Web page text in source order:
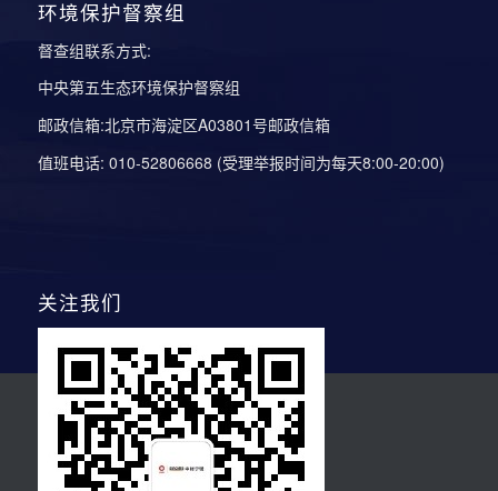
环境保护督察组
督查组联系方式:
中央第五生态环境保护督察组
邮政信箱:北京市海淀区A03801号邮政信箱
值班电话: 010-52806668 (受理举报时间为每天8:00-20:00)
关注我们